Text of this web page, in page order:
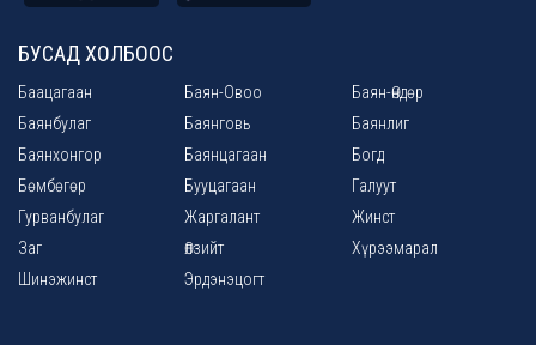
БУСАД ХОЛБООС
Баацагаан Баян-Овоо
Баян-Өндөр
Баянбулаг
Баянговь
Баянлиг
Баянхонгор
Баянцагаан
Богд
Бөмбөгөр
Бууцагаан
Галуут
Гурванбулаг
Жаргалант
Жинст
Заг
Өлзийт
Хүрээмарал
Шинэжинст
Эрдэнэцогт